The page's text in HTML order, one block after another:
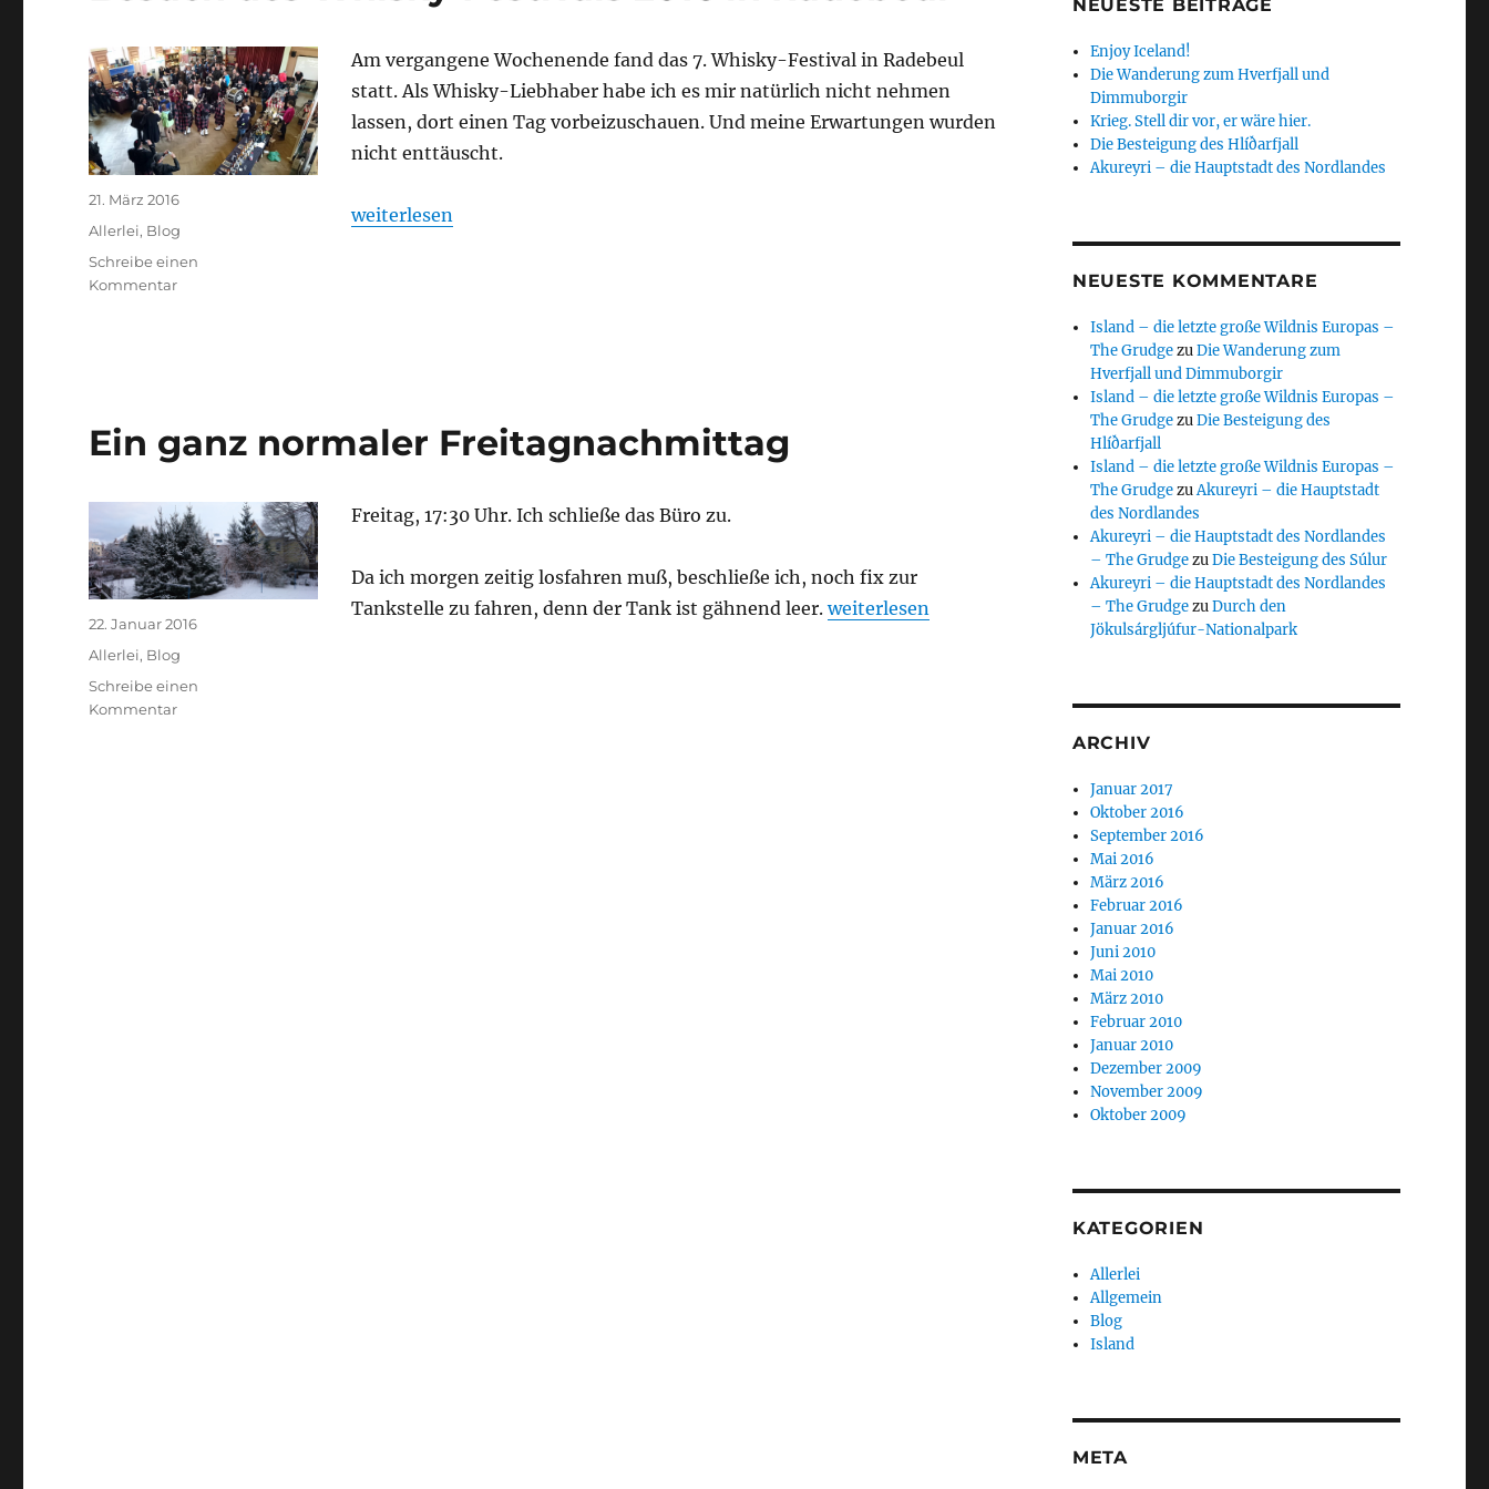
Am vergangene Wochenende fand das 7. Whisky-Festival in Radebeul
statt. Als Whisky-Liebhaber habe ich es mir natürlich nicht nehmen
lassen, dort einen Tag vorbeizuschauen. Und meine Erwartungen wurden
nicht enttäuscht.
„Besuch des Whisky-Festivals 2016 in Radebeul“
weiterlesen
Veröffentlicht
am
21. März 2016
Kategorien
Allerlei, Blog
Schreibe einen
Kommentarzu
Radebeul
Ein ganz normaler Freitagnachmittag
Freitag, 17:30 Uhr. Ich schließe das Büro zu.
Da ich morgen zeitig losfahren muß, beschließe ich, noch fix zur
Tankstelle zu fahren, denn der Tank ist gähnend leer.„Ein ganz normaler Freitagnachmittag“
weiterlesen
Veröffentlicht
am
22. Januar 2016
Kategorien
Allerlei, Blog
Schreibe einen
Kommentarzu
NEUESTE BEITRÄGE
Enjoy Iceland!
Die Wanderung zum Hverfjall und
Dimmuborgir
Krieg. Stell dir vor, er wäre hier.
Die Besteigung des Hlíðarfjall
Akureyri – die Hauptstadt des Nordlandes
NEUESTE KOMMENTARE
Island – die letzte große Wildnis Europas –
The GrudgezuDie Wanderung zum
Hverfjall und Dimmuborgir
Island – die letzte große Wildnis Europas –
The GrudgezuDie Besteigung des
Hlíðarfjall
Island – die letzte große Wildnis Europas –
The GrudgezuAkureyri – die Hauptstadt
des Nordlandes
Akureyri – die Hauptstadt des Nordlandes
– The GrudgezuDie Besteigung des Súlur
Akureyri – die Hauptstadt des Nordlandes
– The GrudgezuDurch den
Jökulsárgljúfur-Nationalpark
ARCHIV
Januar 2017
Oktober 2016
September 2016
Mai 2016
März 2016
Februar 2016
Januar 2016
Juni 2010
Mai 2010
März 2010
Februar 2010
Januar 2010
Dezember 2009
November 2009
Oktober 2009
KATEGORIEN
Allerlei
Allgemein
Blog
Island
META